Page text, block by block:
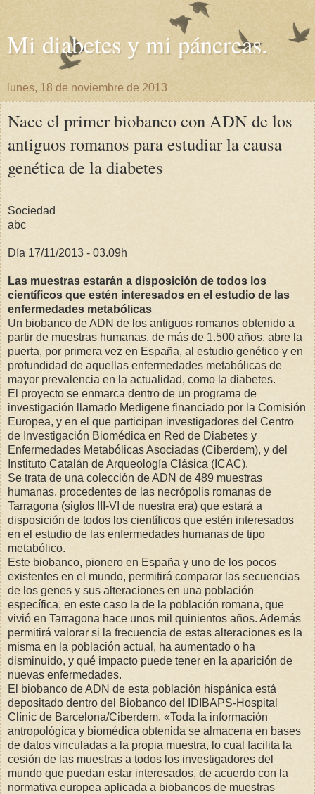
Mi diabetes y mi páncreas.
lunes, 18 de noviembre de 2013
Nace el primer biobanco con ADN de los
antiguos romanos para estudiar la causa
genética de la diabetes
Sociedad
abc
Día 17/11/2013 - 03.09h
Las muestras estarán a disposición de todos los
científicos que estén interesados en el estudio de las
enfermedades metabólicas
Un biobanco de ADN de los antiguos romanos obtenido a
partir de muestras humanas, de más de 1.500 años, abre la
puerta, por primera vez en España, al estudio genético y en
profundidad de aquellas enfermedades metabólicas de
mayor prevalencia en la actualidad, como la diabetes.
El proyecto se enmarca dentro de un programa de
investigación llamado Medigene financiado por la Comisión
Europea, y en el que participan investigadores del Centro
de Investigación Biomédica en Red de Diabetes y
Enfermedades Metabólicas Asociadas (Ciberdem), y del
Instituto Catalán de Arqueología Clásica (ICAC).
Se trata de una colección de ADN de 489 muestras
humanas, procedentes de las necrópolis romanas de
Tarragona (siglos III-VI de nuestra era) que estará a
disposición de todos los científicos que estén interesados
en el estudio de las enfermedades humanas de tipo
metabólico.
Este biobanco, pionero en España y uno de los pocos
existentes en el mundo, permitirá comparar las secuencias
de los genes y sus alteraciones en una población
específica, en este caso la de la población romana, que
vivió en Tarragona hace unos mil quinientos años. Además
permitirá valorar si la frecuencia de estas alteraciones es la
misma en la población actual, ha aumentado o ha
disminuido, y qué impacto puede tener en la aparición de
nuevas enfermedades.
El biobanco de ADN de esta población hispánica está
depositado dentro del Biobanco del IDIBAPS-Hospital
Clínic de Barcelona/Ciberdem. «Toda la información
antropológica y biomédica obtenida se almacena en bases
de datos vinculadas a la propia muestra, lo cual facilita la
cesión de las muestras a todos los investigadores del
mundo que puedan estar interesados, de acuerdo con la
normativa europea aplicada a biobancos de muestras